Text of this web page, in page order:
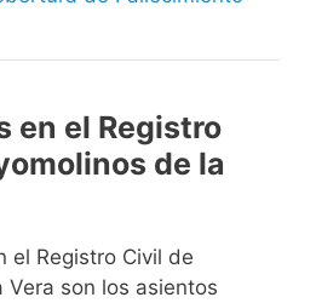
en el Registro
de la
el Registro Civil de
Vera son los asientos